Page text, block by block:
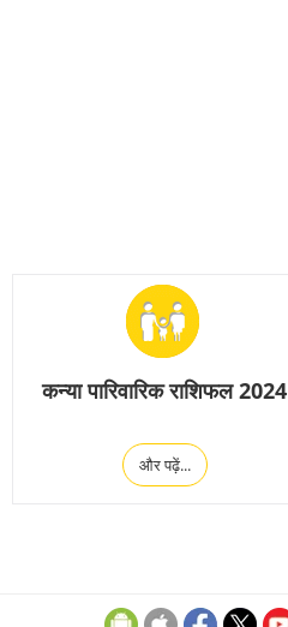
कन्या पारिवारिक राशिफल 2024
और पढ़ें...